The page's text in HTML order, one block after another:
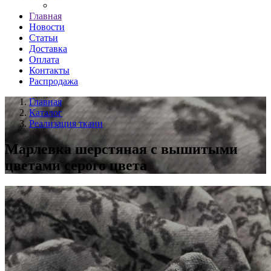
Главная
Новости
Статьи
Доставка
Оплата
Контакты
Распродажа
Главная
Каталог
Реализация ткани
Марлевка шерстяная с вышитыми
цветами серого цвета